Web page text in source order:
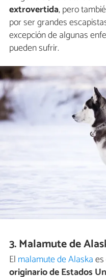
extrovertida, pero
por ser grandes
excepción de algunas
pueden sufrir.
3. Malamute de
El malamute de Alaska
originario de Estados